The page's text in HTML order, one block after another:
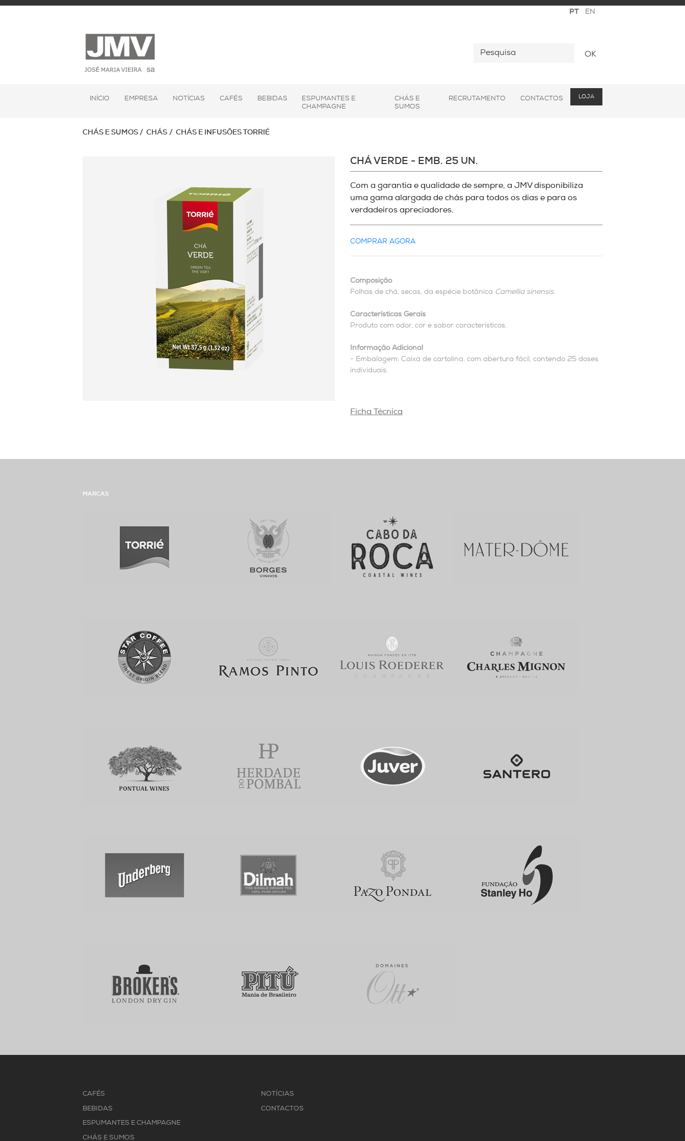
OK
INÍCIO EMPRESA NOTÍCIAS CAFÉS BEBIDAS
ESPUMANTES E
CHAMPAGNE
CHÁS E
SUMOS
RECRUTAMENTO CONTACTOS LOJA
CHÁS E SUMOS CHÁS CHÁS E INFUSÕES TORRIÉ
CHÁ VERDE - EMB. 25 UN.
Com a garantia e qualidade de sempre, a JMV disponibiliza
uma gama alargada de chás para todos os dias e para os
verdadeiros apreciadores.
COMPRAR AGORA
Composição
Folhas de chá, secas, da espécie botânica Camellia sinensis.
Características Gerais
Produto com odor, cor e sabor característicos.
Informação Adicional
- Embalagem: Caixa de cartolina, com abertura fácil, contendo 25 doses
individuais.
Ficha Técnica
MARCAS
CAFÉS
BEBIDAS
ESPUMANTES E CHAMPAGNE
CHÁS E SUMOS
NOTÍCIAS
CONTACTOS